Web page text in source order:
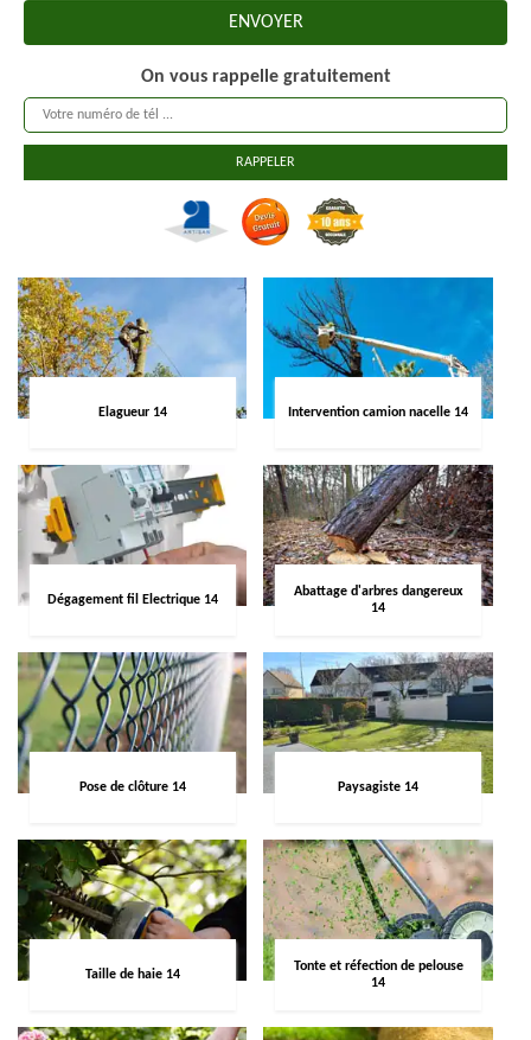
On vous rappelle gratuitement
Elagueur 14 Intervention camion nacelle 14
Dégagement fil Electrique 14
Abattage d'arbres dangereux
14
Pose de clôture 14 Paysagiste 14
Taille de haie 14
Tonte et réfection de pelouse
14